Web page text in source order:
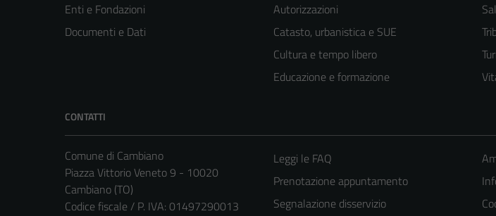
Enti e Fondazioni
Documenti e Dati
Autorizzazioni
Catasto, urbanistica e SUE
Cultura e tempo libero
Educazione e formazione
CONTATTI
Comune di Cambiano
Piazza Vittorio Veneto 9 - 10020
Cambiano (TO)
Codice fiscale / P. IVA: 01497290013
Leggi le FAQ
Prenotazione appuntamento
Segnalazione disservizio